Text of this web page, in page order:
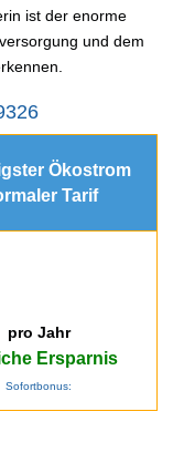
ist der enorme
und dem
Ökostrom
Tarif
pro Jahr
Ersparnis
Sofortbonus: